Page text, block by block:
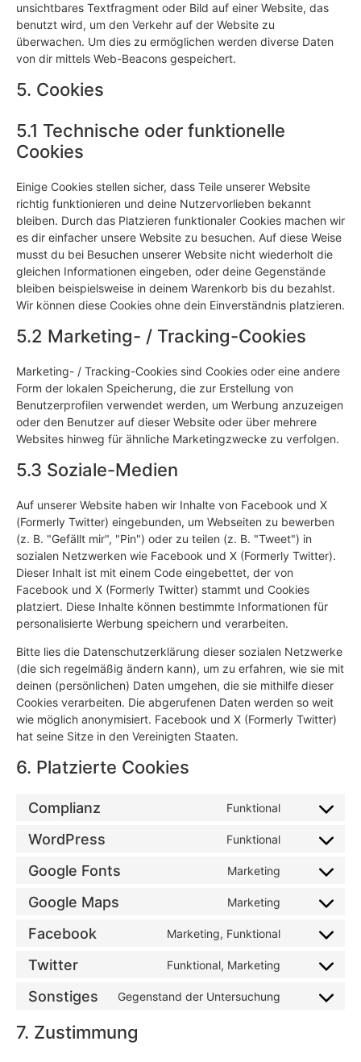
unsichtbares Textfragment oder Bild auf einer Website, das
benutzt wird, um den Verkehr auf der Website zu
überwachen. Um dies zu ermöglichen werden diverse Daten
von dir mittels Web-Beacons gespeichert.
5. Cookies
5.1 Technische oder funktionelle
Cookies
Einige Cookies stellen sicher, dass Teile unserer Website
richtig funktionieren und deine Nutzervorlieben bekannt
bleiben. Durch das Platzieren funktionaler Cookies machen wir
es dir einfacher unsere Website zu besuchen. Auf diese Weise
musst du bei Besuchen unserer Website nicht wiederholt die
gleichen Informationen eingeben, oder deine Gegenstände
bleiben beispielsweise in deinem Warenkorb bis du bezahlst.
Wir können diese Cookies ohne dein Einverständnis platzieren.
5.2 Marketing- / Tracking-Cookies
Marketing- / Tracking-Cookies sind Cookies oder eine andere
Form der lokalen Speicherung, die zur Erstellung von
Benutzerprofilen verwendet werden, um Werbung anzuzeigen
oder den Benutzer auf dieser Website oder über mehrere
Websites hinweg für ähnliche Marketingzwecke zu verfolgen.
5.3 Soziale-Medien
Auf unserer Website haben wir Inhalte von Facebook und X
(Formerly Twitter) eingebunden, um Webseiten zu bewerben
(z. B. "Gefällt mir", "Pin") oder zu teilen (z. B. "Tweet") in
sozialen Netzwerken wie Facebook und X (Formerly Twitter).
Dieser Inhalt ist mit einem Code eingebettet, der von
Facebook und X (Formerly Twitter) stammt und Cookies
platziert. Diese Inhalte können bestimmte Informationen für
personalisierte Werbung speichern und verarbeiten.
Bitte lies die Datenschutzerklärung dieser sozialen Netzwerke
(die sich regelmäßig ändern kann), um zu erfahren, wie sie mit
deinen (persönlichen) Daten umgehen, die sie mithilfe dieser
Cookies verarbeiten. Die abgerufenen Daten werden so weit
wie möglich anonymisiert. Facebook und X (Formerly Twitter)
hat seine Sitze in den Vereinigten Staaten.
6. Platzierte Cookies
Complianz Funktional
WordPress Funktional
Google Fonts Marketing
Google Maps Marketing
Facebook Marketing, Funktional
Twitter Funktional, Marketing
Sonstiges Gegenstand der Untersuchung
7. Zustimmung